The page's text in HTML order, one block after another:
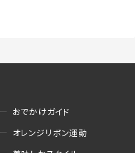
おでかけガイド
オレンジリボン運動